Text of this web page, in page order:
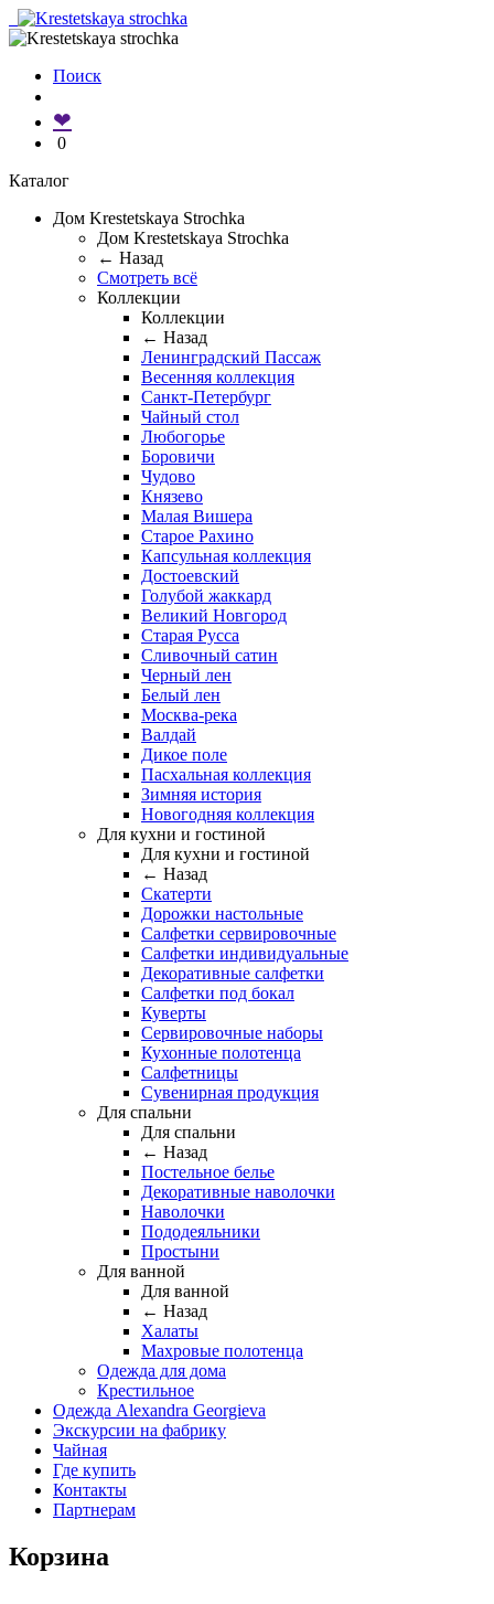
Поиск
❤
0
Каталог
Дом Krestetskaya Strochka
Дом Krestetskaya Strochka
← Назад
Смотреть всё
Коллекции
Коллекции
← Назад
Ленинградский Пассаж
Весенняя коллекция
Санкт-Петербург
Чайный стол
Любогорье
Боровичи
Чудово
Князево
Малая Вишера
Старое Рахино
Капсульная коллекция
Достоевский
Голубой жаккард
Великий Новгород
Старая Русса
Сливочный сатин
Черный лен
Белый лен
Москва-река
Валдай
Дикое поле
Пасхальная коллекция
Зимняя история
Новогодняя коллекция
Для кухни и гостиной
Для кухни и гостиной
← Назад
Скатерти
Дорожки настольные
Салфетки сервировочные
Салфетки индивидуальные
Декоративные салфетки
Салфетки под бокал
Куверты
Сервировочные наборы
Кухонные полотенца
Салфетницы
Сувенирная продукция
Для спальни
Для спальни
← Назад
Постельное белье
Декоративные наволочки
Наволочки
Пододеяльники
Простыни
Для ванной
Для ванной
← Назад
Халаты
Махровые полотенца
Одежда для дома
Крестильное
Одежда Alexandra Georgieva
Экскурсии на фабрику
Чайная
Где купить
Контакты
Партнерам
Корзина